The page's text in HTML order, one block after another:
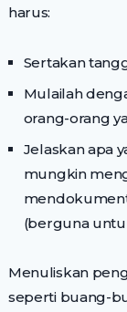
harus:
Sertakan
Mulailah
orang-orang
Jelaskan apa
mungkin
(berguna
Menuliskan
seperti buang-